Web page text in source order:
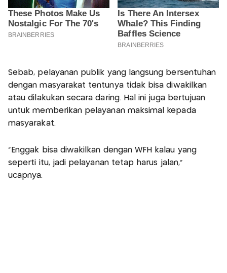
Sebab, pelayanan publik yang langsung bersentuhan
dengan masyarakat tentunya tidak bisa diwakilkan
atau dilakukan secara daring. Hal ini juga bertujuan
untuk memberikan pelayanan maksimal kepada
masyarakat.
“Enggak bisa diwakilkan dengan WFH kalau yang
seperti itu, jadi pelayanan tetap harus jalan,”
ucapnya.